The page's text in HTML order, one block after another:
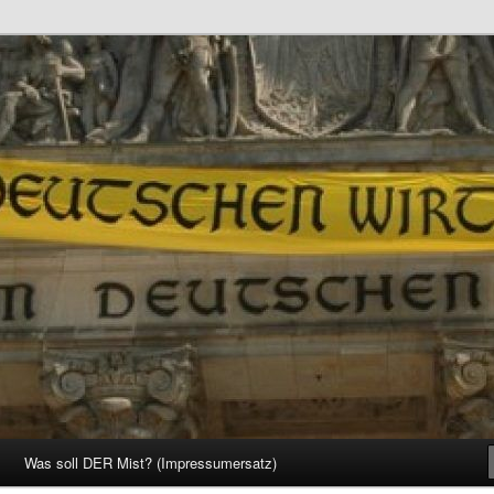
Was soll DER Mist? (Impressumersatz)